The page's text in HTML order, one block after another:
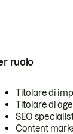
ruolo
Titolare di
Titolare di
SEO
Content